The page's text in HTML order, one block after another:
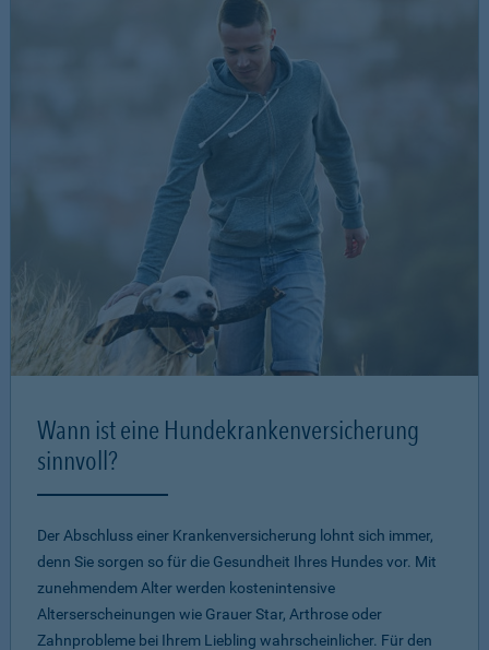
Wann ist eine Hundekrankenversicherung
sinnvoll?
Der Abschluss einer Krankenversicherung lohnt sich immer,
denn Sie sorgen so für die Gesundheit Ihres Hundes vor. Mit
zunehmendem Alter werden kostenintensive
Alterserscheinungen wie Grauer Star, Arthrose oder
Zahnprobleme bei Ihrem Liebling wahrscheinlicher. Für den